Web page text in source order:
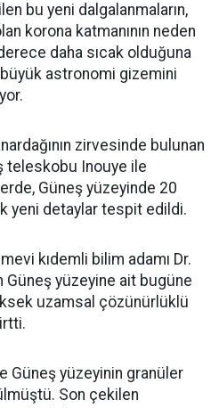
bu yeni dalgalanmaların,
korona katmanının neden
daha sıcak olduğuna
büyük astronomi gizemini
zirvesinde bulunan
teleskobu Inouye ile
Güneş yüzeyinde 20
yeni detaylar tespit edildi.
kıdemli bilim adamı Dr.
Güneş yüzeyine ait bugüne
uzamsal çözünürlüklü
Güneş yüzeyinin granüler
Son çekilen